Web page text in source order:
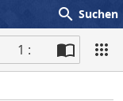
search Suchen
1 :